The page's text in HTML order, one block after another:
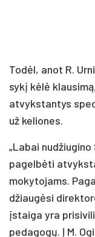
Todėl, anot R.
sykį kėlė
atvykstantys
už keliones.
„Labai
pagelbėti
mokytojams.
džiaugėsi
įstaiga yra
pedagogų. Į M.